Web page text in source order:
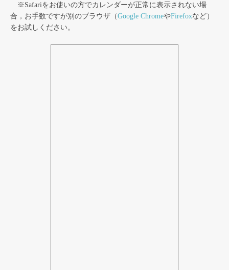
※Safariをお使いの方でカレンダーが正常に表示されない場
合，お手数ですが別のブラウザ（Google ChromeやFirefoxなど）
をお試しください。